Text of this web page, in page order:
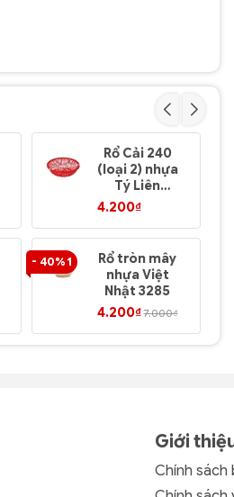
Rổ Cải 240
(loại 2) nhựa
Tý Liên
No.0312
4.200₫
- 40% 1
Rổ tròn mây
nhựa Việt
Nhật 3285
4.200₫ 7.000₫
Giới
Chính sách